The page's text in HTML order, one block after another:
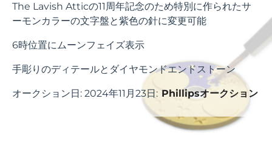
The Lavish Atticの11周年記念のため特別に作られたサ
ーモンカラーの文字盤と紫色の針に変更可能
6時位置にムーンフェイズ表示
手彫りのディテールとダイヤモンドエンドストーン
オークション日: 2024年11月23日: Phillipsオークション